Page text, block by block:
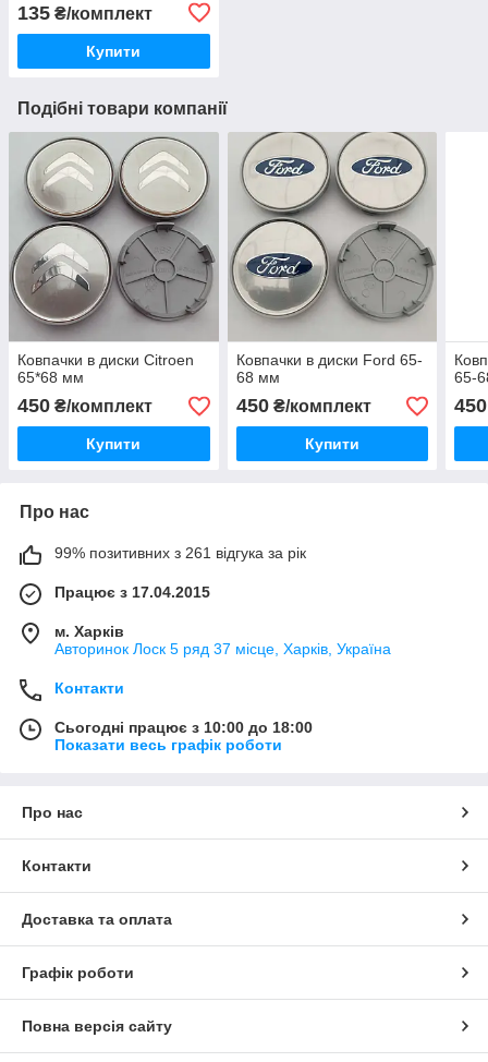
135 ₴/комплект
Купити
Подібні товари компанії
Ковпачки в диски Citroen
65*68 мм
450 ₴/комплект
Купити
Ковпачки в диски Ford 65-
68 мм
450₴/комплект
Купити
65-
450
Про нас
99% позитивних з 261 відгука за рік
Працює з 17.04.2015
м. Харків
Авторинок Лоск 5 ряд 37 місце, Харків, Україна
Контакти
Сьогодні працює з 10:00 до 18:00
Показати весь графік роботи
Про нас
Контакти
Доставка та оплата
Графік роботи
Повна версія сайту